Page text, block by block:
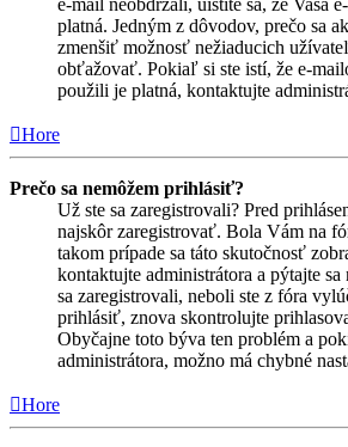
e-mail neobdržali, uistite sa, že Vaša
platná. Jedným z dôvodov, prečo sa
zmenšiť možnosť nežiaducich
obťažovať. Pokiaľ si ste istí, že e-
použili je platná, kontaktujte
Hore
Prečo sa nemôžem prihlásiť?
Už ste sa zaregistrovali? Pred
najskôr zaregistrovať. Bola Vám na
takom prípade sa táto skutočnosť
kontaktujte administrátora a pýtajte
sa zaregistrovali, neboli ste z fóra
prihlásiť, znova skontrolujte
Obyčajne toto býva ten problém a
administrátora, možno má chybné
Hore